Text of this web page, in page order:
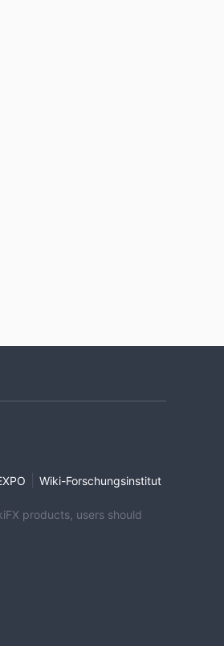
Wiki-Forschungsinstitut
products, users should